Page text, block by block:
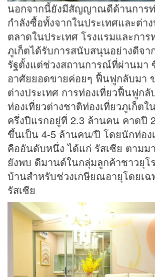
นอกจากนี้ยังมีสัญญาณดีด้านการท่
กำลังซื้อทั้งจากในประเทศและต่า
ตลาดในประเทศ โรงแรมและการ
ภูเก็ตได้รับการสนับสนุนอย่างดีจ
รัฐตั้งแต่ช่วงสถานการณ์ที่ผ่านมา
อาศัยยอดขายค่อยๆ ฟื้นฟูกลับมา
ต่างประเทศ การท่องเที่ยวฟื้นฟูก
ท่องเที่ยวต่างชาติท่องเที่ยวภูเก็ตใ
ครึ่งปีแรกอยู่ที่ 2.3 ล้านคน คาดปี
ขึ้นเป็น 4-5 ล้านคน/ปี โดยนักท่อง
คืออันดับหนึ่ง ได้แก่ รัสเซีย ตามม
ยังพบ ดีมานด์ในกลุ่มลูกค้าชาวยุโ
บ้านสำหรับช่วงเกษียณอายุโดยเ
รัสเซีย